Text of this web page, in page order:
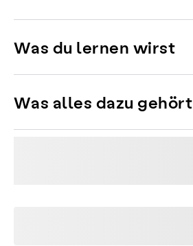
Was du lernen wirst
Was alles dazu gehört